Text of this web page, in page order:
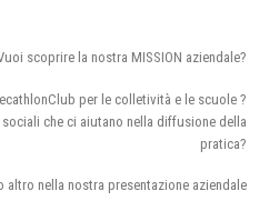
scoprire la nostra MISSION aziendale?
per le colletività e le scuole ?
che ci aiutano nella diffusione della
pratica?
altro nella nostra presentazione aziendale